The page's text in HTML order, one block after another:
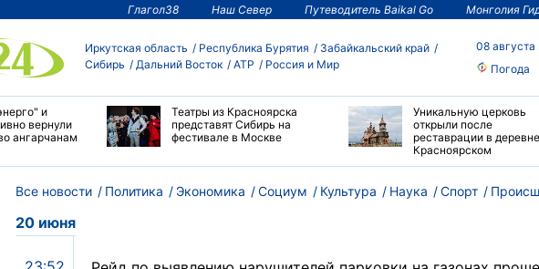
Глагол38 Наш Север Путеводитель Baikal Go Монголия
Иркутская область Республика Бурятия
Забайкальский край
Сибирь
Дальний Восток АТР Россия и Мир
08 августа
Погода
и
вернули
ангарчанам
Театры из Красноярска
представят Сибирь на
фестивале в Москве
Уникальную церковь
открыли после
реставрации в
Красноярском
Все новости Политика Экономика Социум Культура Наука Спорт
20 июня